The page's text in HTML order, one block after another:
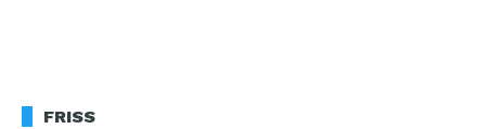
FRISS